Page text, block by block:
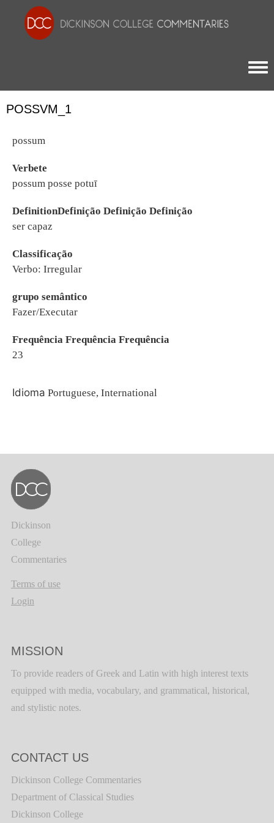
POSSVM_1
possum
Verbete
possum posse potuī
DefinitionDefinição Definição Definição
ser capaz
Classificação
Verbo: Irregular
grupo semântico
Fazer/Executar
Frequência Frequência Frequência
23
Idioma Portuguese, International
Dickinson
College
Commentaries
Terms of use
Login
MISSION
To provide readers of Greek and Latin with high interest texts
equipped with media, vocabulary, and grammatical, historical,
and stylistic notes.
CONTACT US
Dickinson College Commentaries
Department of Classical Studies
Dickinson College